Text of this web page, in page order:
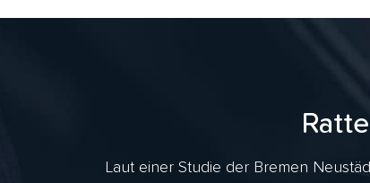
Laut einer Studie der Bremen